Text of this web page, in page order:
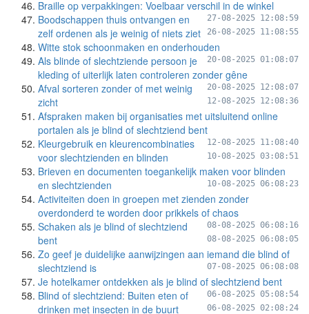
Braille op verpakkingen: Voelbaar verschil in de winkel
27-08-2025 12:08:59
Boodschappen thuis ontvangen en
zelf ordenen als je weinig of niets ziet
26-08-2025 11:08:55
Witte stok schoonmaken en onderhouden
20-08-2025 01:08:07
Als blinde of slechtziende persoon je
kleding of uiterlijk laten controleren zonder gêne
20-08-2025 12:08:07
Afval sorteren zonder of met weinig
zicht
12-08-2025 12:08:36
Afspraken maken bij organisaties met uitsluitend online
portalen als je blind of slechtziend bent
12-08-2025 11:08:40
Kleurgebruik en kleurencombinaties
voor slechtzienden en blinden
10-08-2025 03:08:51
Brieven en documenten toegankelijk maken voor blinden
en slechtzienden
10-08-2025 06:08:23
Activiteiten doen in groepen met zienden zonder
overdonderd te worden door prikkels of chaos
08-08-2025 06:08:16
Schaken als je blind of slechtziend
bent
08-08-2025 06:08:05
Zo geef je duidelijke aanwijzingen aan iemand die blind of
slechtziend is
07-08-2025 06:08:08
Je hotelkamer ontdekken als je blind of slechtziend bent
06-08-2025 05:08:54
Blind of slechtziend: Buiten eten of
drinken met insecten in de buurt
06-08-2025 02:08:24